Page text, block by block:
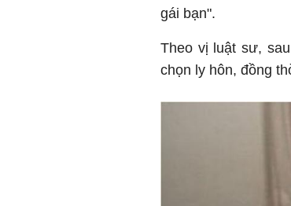
gái bạn".
Theo vị luật sư,
chọn ly hôn, đồng